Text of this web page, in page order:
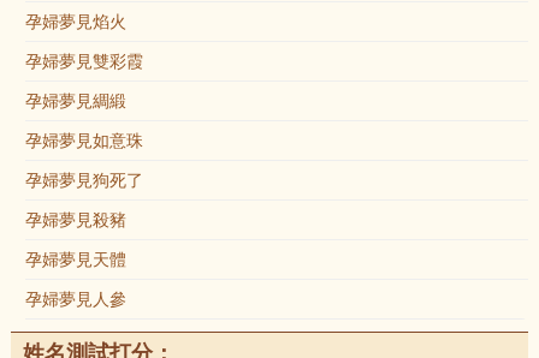
孕婦夢見焰火
孕婦夢見雙彩霞
孕婦夢見綢緞
孕婦夢見如意珠
孕婦夢見狗死了
孕婦夢見殺豬
孕婦夢見天體
孕婦夢見人參
姓名測試打分：